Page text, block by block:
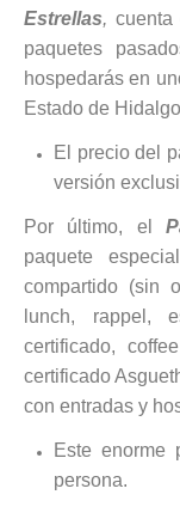
Estrellas, cuenta
paquetes
hospedarás en
Estado de
El precio del
versión
Por último, el
paquete
compartido (sin
lunch, rappel,
certificado,
certificado
con entradas y
Este enorme
persona.